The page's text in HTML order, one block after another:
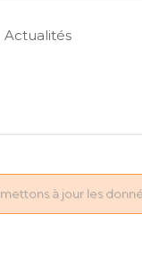
Actualités
à jour les